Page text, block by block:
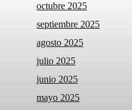
octubre 2025
septiembre 2025
agosto 2025
julio 2025
junio 2025
mayo 2025